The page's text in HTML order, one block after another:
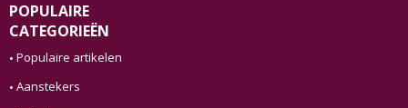
POPULAIRE
CATEGORIEËN
Populaire artikelen
Aanstekers